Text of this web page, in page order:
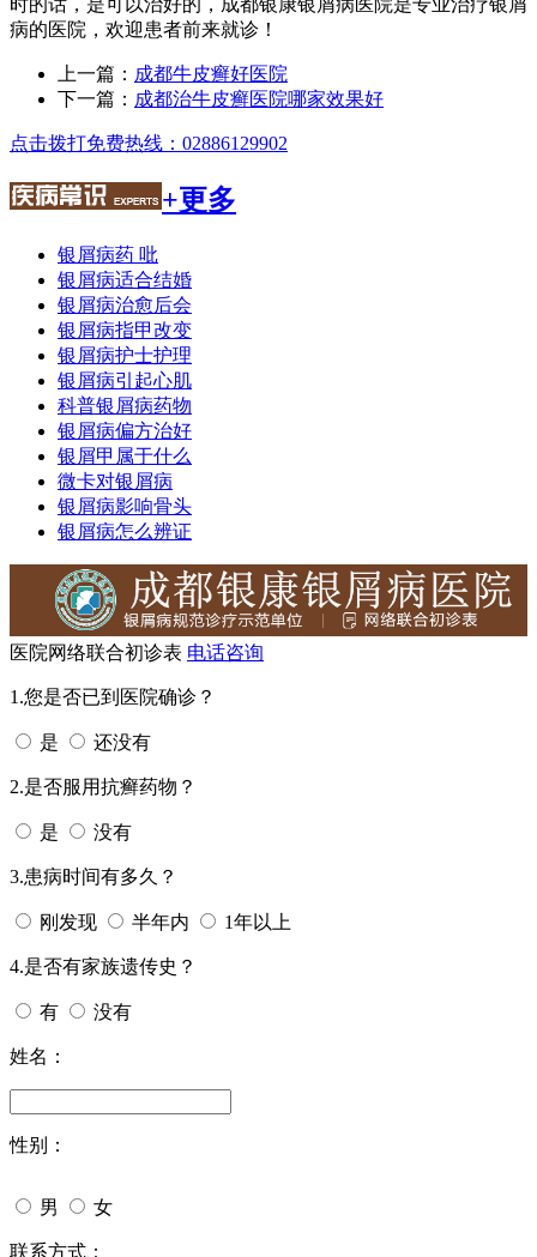
病的医院，欢迎患者前来就诊！
上一篇： 成都牛皮癣好医院
下一篇： 成都治牛皮癣医院哪家效果好
点击拨打免费热线：02886129902
+更多
银屑病药 吡
银屑病适合结婚
银屑病治愈后会
银屑病指甲改变
银屑病护士护理
银屑病引起心肌
科普银屑病药物
银屑病偏方治好
银屑甲属于什么
微卡对银屑病
银屑病影响骨头
银屑病怎么辨证
医院网络联合初诊表 电话咨询
1.您是否已到医院确诊？
是 还没有
2.是否服用抗癣药物？
是 没有
3.患病时间有多久？
刚发现 半年内 1年以上
4.是否有家族遗传史？
有 没有
姓名：
性别：
男 女
今天日期：
联系方式：